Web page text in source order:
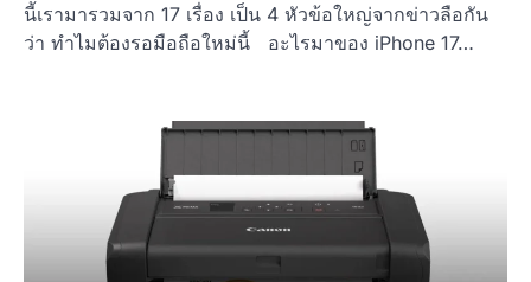
นี้เรามารวมจาก 17 เรื่อง เป็น 4 หัวข้อใหญ่จากข่าวลือกัน
ว่า ทำไมต้องรอมือถือใหม่นี้ อะไรมาของ iPhone 17…